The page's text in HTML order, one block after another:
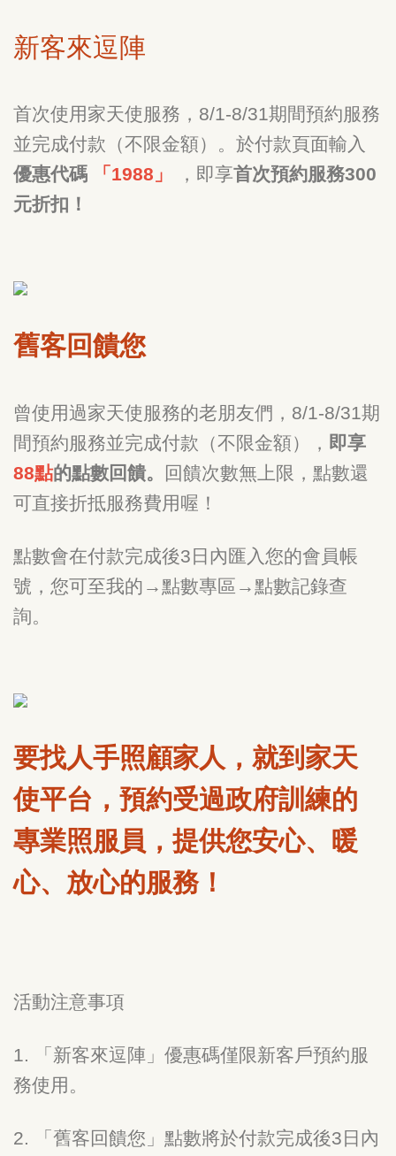
新客來逗陣
首次使用家天使服務，8/1-8/31期間預約服務
並完成付款（不限金額）。於付款頁面輸入
優惠代碼
「1988」 ，即享首次預約服務300
元折扣！
舊客回饋您
曾使用過家天使服務的老朋友們，8/1-8/31期
間預約服務並完成付款（不限金額）， 即享
88點的點數回饋。
回饋次數無上限，點數還
可直接折抵服務費用喔！
點數會在付款完成後3日內匯入您的會員帳
號，您可至我的→點數專區→點數記錄查
詢。
要找人手照顧家人，就到家天
使平台，預約受過政府訓練的
專業照服員，提供您安心、暖
心、放心的服務！
活動注意事項
1. 「新客來逗陣」優惠碼僅限新客戶預約服
務使用。
2. 「舊客回饋您」點數將於付款完成後3日內